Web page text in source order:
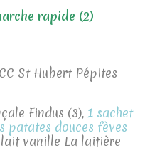
rapide (2)
St Hubert Pépites
Findus (3), 1 sachet
patates douces fèves
vanille La laitière